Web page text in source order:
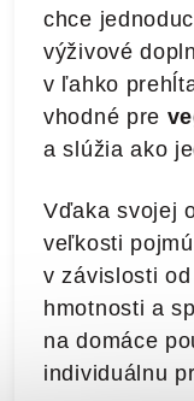
chce
výživové
v ľahko
vhodné pre
a slúžia ako
Vďaka svojej
veľkosti
v závislosti
hmotnosti a
na domáce
individuálnu